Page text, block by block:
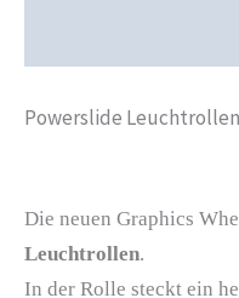
Powerslide
Die neuen Graphics
Leuchtrollen.
In der Rolle steckt ein